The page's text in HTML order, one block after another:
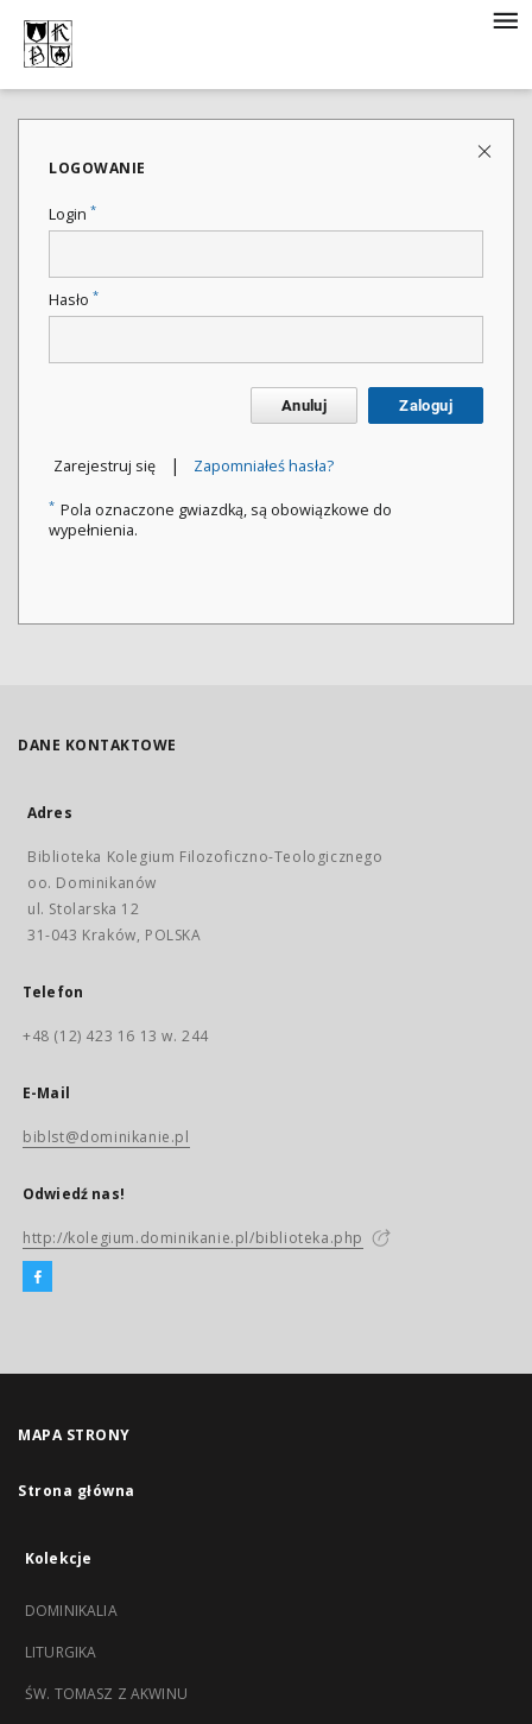
LOGOWANIE
Login *
Hasło *
Anuluj Zaloguj
Zarejestruj się | Zapomniałeś hasła?
* Pola oznaczone gwiazdką, są obowiązkowe do
wypełnienia.
DANE KONTAKTOWE
Adres
Biblioteka Kolegium Filozoficzno-Teologicznego
oo. Dominikanów
ul. Stolarska 12
31-043 Kraków, POLSKA
Telefon
+48 (12) 423 16 13 w. 244
E-Mail
biblst@dominikanie.pl
Odwiedź nas!
http://kolegium.dominikanie.pl/biblioteka.php
MAPA STRONY
Strona główna
Kolekcje
DOMINIKALIA
LITURGIKA
ŚW. TOMASZ Z AKWINU